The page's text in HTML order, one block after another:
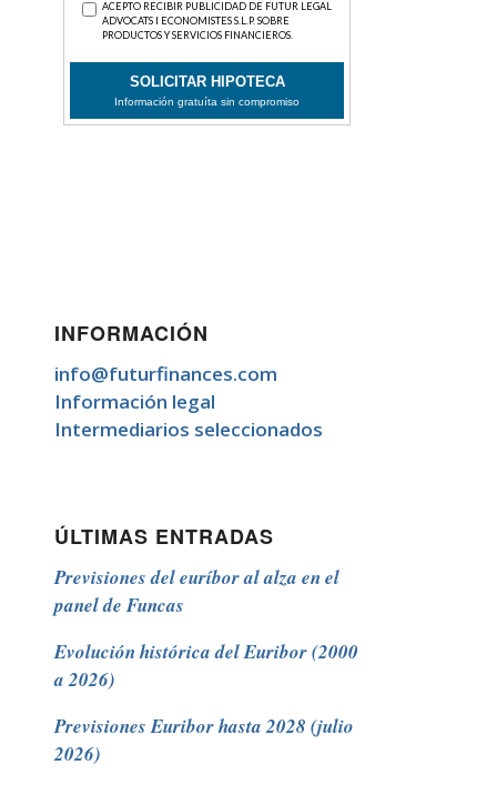
INFORMACIÓN
info@futurfinances.com
Información legal
Intermediarios seleccionados
ÚLTIMAS ENTRADAS
Previsiones del euríbor al alza en el
panel de Funcas
Evolución histórica del Euribor (2000
a 2026)
Previsiones Euribor hasta 2028 (julio
2026)